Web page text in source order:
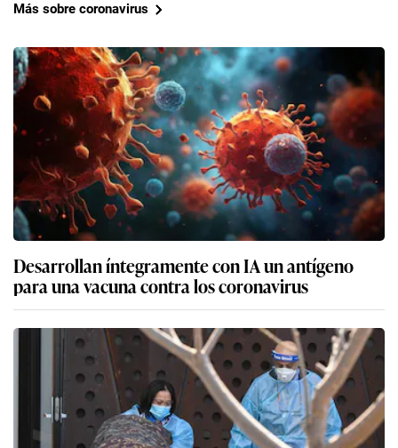
Más sobre coronavirus
Desarrollan íntegramente con IA un antígeno
para una vacuna contra los coronavirus